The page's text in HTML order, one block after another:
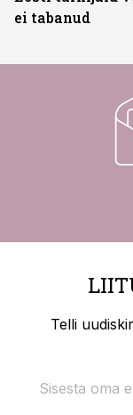
ei tabanud
Telli